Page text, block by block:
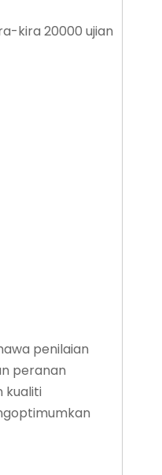
kira 20000 ujian
penilaian
peranan
kualiti